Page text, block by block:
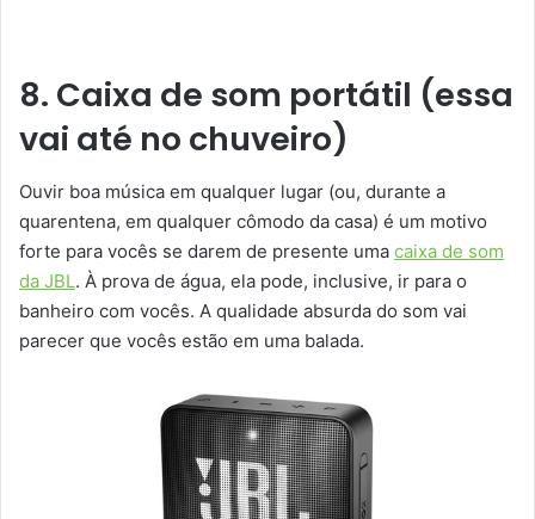
8. Caixa de som portátil (essa
vai até no chuveiro)
Ouvir boa música em qualquer lugar (ou, durante a
quarentena, em qualquer cômodo da casa) é um motivo
forte para vocês se darem de presente uma caixa de som
da JBL. À prova de água, ela pode, inclusive, ir para o
banheiro com vocês. A qualidade absurda do som vai
parecer que vocês estão em uma balada.